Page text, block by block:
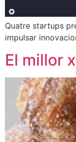
Quatre startups
impulsar
El millor